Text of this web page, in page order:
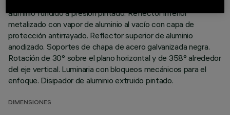
aluminio fundido a presión pintado. Reflector inferior
metalizado con vapor de aluminio al vacío con capa de
protección antirrayado. Reflector superior de aluminio
anodizado. Soportes de chapa de acero galvanizada negra.
Rotación de 30° sobre el plano horizontal y de 358° alrededor
del eje vertical. Luminaria con bloqueos mecánicos para el
enfoque. Disipador de aluminio extruido pintado.
DIMENSIONES